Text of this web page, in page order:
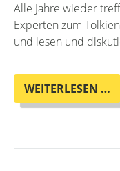
Alle Jahre wieder
Experten zum
und lesen und
WEITERLESEN …